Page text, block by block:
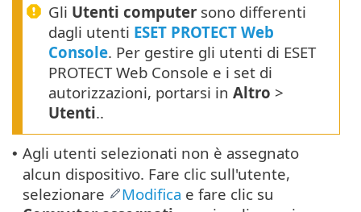
Gli Utenti computer sono differenti
dagli utenti ESET PROTECT Web
Console. Per gestire gli utenti di ESET
PROTECT Web Console e i set di
autorizzazioni, portarsi in Altro >
Utenti..
• Agli utenti selezionati non è assegnato
alcun dispositivo. Fare clic sull'utente,
selezionare
Modifica e fare clic su